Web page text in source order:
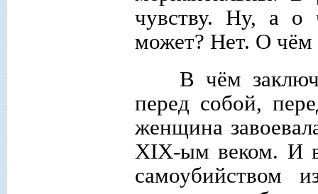
чувству. Ну, а
может? Нет. О чём
В чём
перед собой,
женщина
XIX-ым веком. И
самоубийством